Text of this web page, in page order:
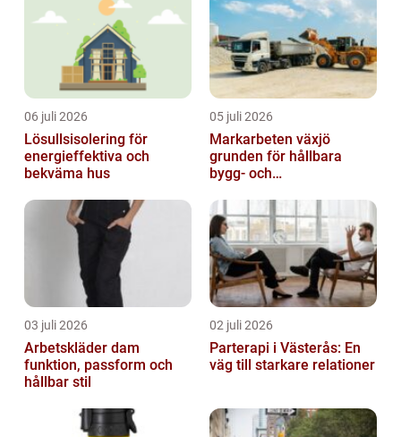
06 juli 2026
Lösullsisolering för
energieffektiva och
bekväma hus
05 juli 2026
Markarbeten växjö
grunden för hållbara
bygg- och
03 juli 2026
Arbetskläder dam
funktion, passform och
hållbar stil
02 juli 2026
Parterapi i Västerås: En
väg till starkare relationer